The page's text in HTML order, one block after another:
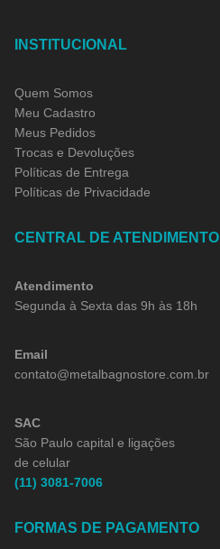
INSTITUCIONAL
Quem Somos
Meu Cadastro
Meus Pedidos
Trocas e Devoluções
Políticas de Entrega
Políticas de Privacidade
CENTRAL DE ATENDIMENTO
Atendimento
Segunda à Sexta das 9h às 18h
Email
contato@metalbagnostore.com.br
SAC
São Paulo capital e ligações
de celular
(11) 3081-7006
FORMAS DE PAGAMENTO